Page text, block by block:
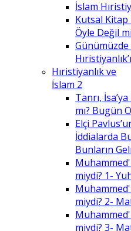
İslam
Kutsal Kitap
Öyle Değil
Günümüzde
Hıristiyanlık ve
İslam 2
Tanrı,
mı? Bugün
Elçi
İddialarda
Bunların
miydi? 1-
miydi? 2-
miydi? 3-